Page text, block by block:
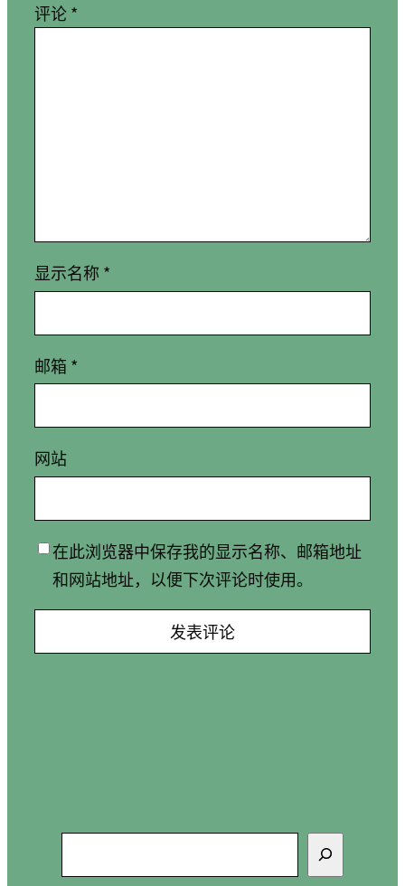
评论*
显示名称 *
邮箱 *
网站
在此浏览器中保存我的显示名称、邮箱地址
和网站地址，以便下次评论时使用。
索